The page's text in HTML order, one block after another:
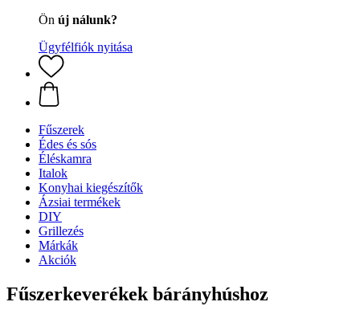
Ön új nálunk?
Ügyfélfiók nyitása
Fűszerek
Édes és sós
Éléskamra
Italok
Konyhai kiegészítők
Ázsiai termékek
DIY
Grillezés
Márkák
Akciók
Fűszerkeverékek bárányhúshoz